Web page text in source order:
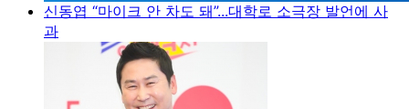
신동엽 “마이크 안 차도 돼”...대학로 소극장 발언에 사
과